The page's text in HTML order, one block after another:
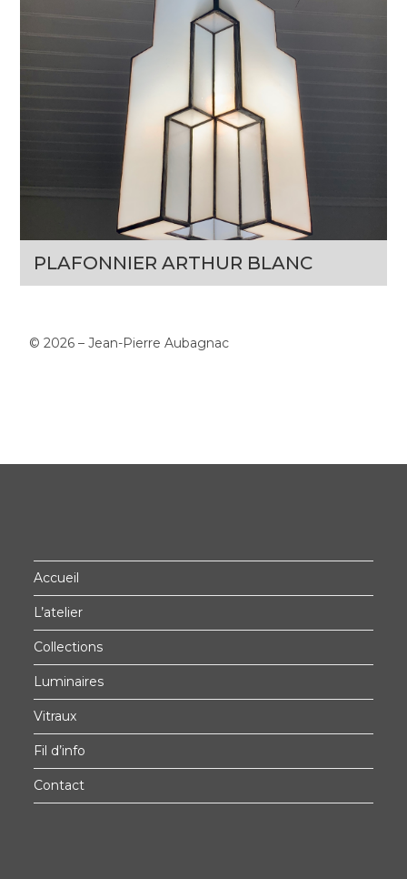
PLAFONNIER ARTHUR BLANC
© 2026 – Jean-Pierre Aubagnac
Accueil
L’atelier
Collections
Luminaires
Vitraux
Fil d’info
Contact